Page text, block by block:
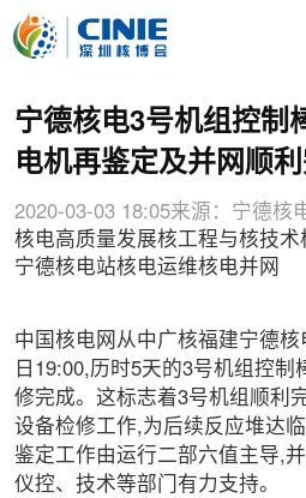
宁德核电3号机组控制
电机再鉴定及并网顺
2020-03-03 18:05来源：宁德核
核电高质量发展核工程与核技术
宁德核电站核电运维核电并网
中国核电网从中广核福建宁德
日19:00,历时5天的3号机组控制
修完成。这标志着3号机组顺利
设备检修工作,为后续反应堆达
鉴定工作由运行二部六值主导,
仪控、技术等部门有力支持。